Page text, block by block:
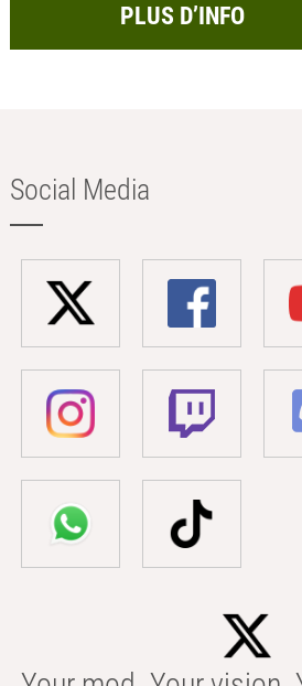
PLUS D’INFO
Social Media